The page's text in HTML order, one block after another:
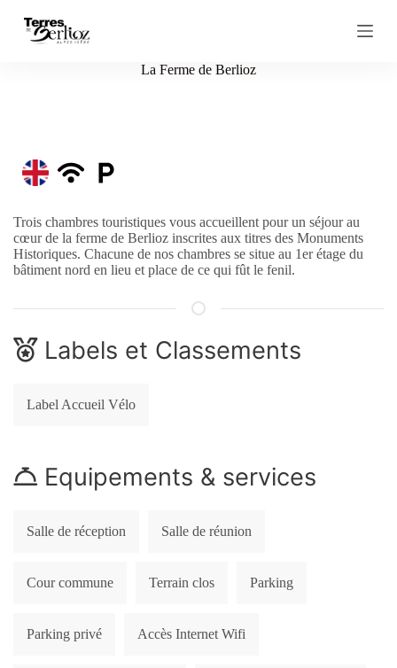
P
n
n
u
La Ferme de Berlioz
Trois chambres touristiques vous accueillent pour un séjour au
cœur de la ferme de Berlioz inscrites aux titres des Monuments
Historiques. Chacune de nos chambres se situe au 1er étage du
bâtiment nord en lieu et place de ce qui fût le fenil.
Labels et Classements
Label Accueil Vélo
Equipements & services
Salle de réception Salle de réunion
Cour commune Terrain clos Parking
Parking privé Accès Internet Wifi